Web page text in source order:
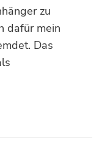
zu
dafür mein
Das